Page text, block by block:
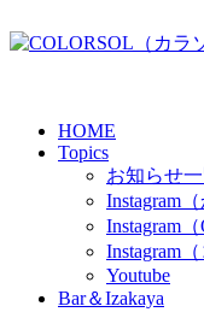
HOME
Topics
お知らせ
Instagram
Instagram
Instagram
Youtube
Bar＆Izakaya